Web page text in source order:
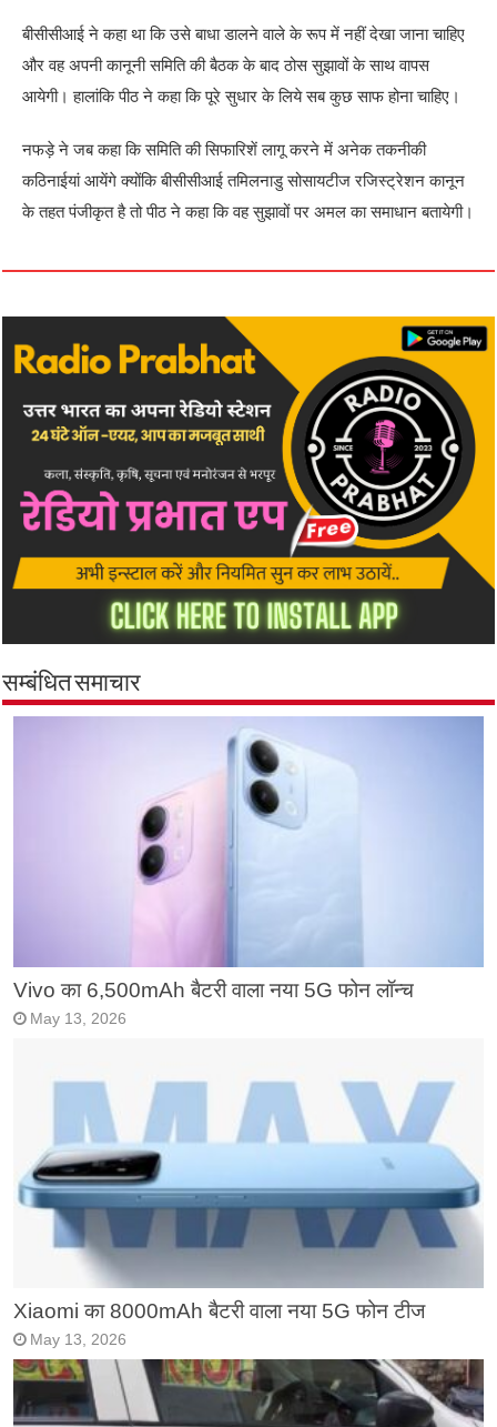
बीसीसीआई ने कहा था कि उसे बाधा डालने वाले के रूप में नहीं देखा जाना चाहिए
और वह अपनी कानूनी समिति की बैठक के बाद ठोस सुझावों के साथ वापस
आयेगी। हालांकि पीठ ने कहा कि पूरे सुधार के लिये सब कुछ साफ होना चाहिए।
नफड़े ने जब कहा कि समिति की सिफारिशें लागू करने में अनेक तकनीकी
कठिनाईयां आयेंगे क्योंकि बीसीसीआई तमिलनाडु सोसायटीज रजिस्ट्रेशन कानून
के तहत पंजीकृत है तो पीठ ने कहा कि वह सुझावों पर अमल का समाधान बतायेगी।
सम्बंधित समाचार
Vivo का 6,500mAh बैटरी वाला नया 5G फोन लॉन्च
May 13, 2026
Xiaomi का 8000mAh बैटरी वाला नया 5G फोन टीज
May 13, 2026